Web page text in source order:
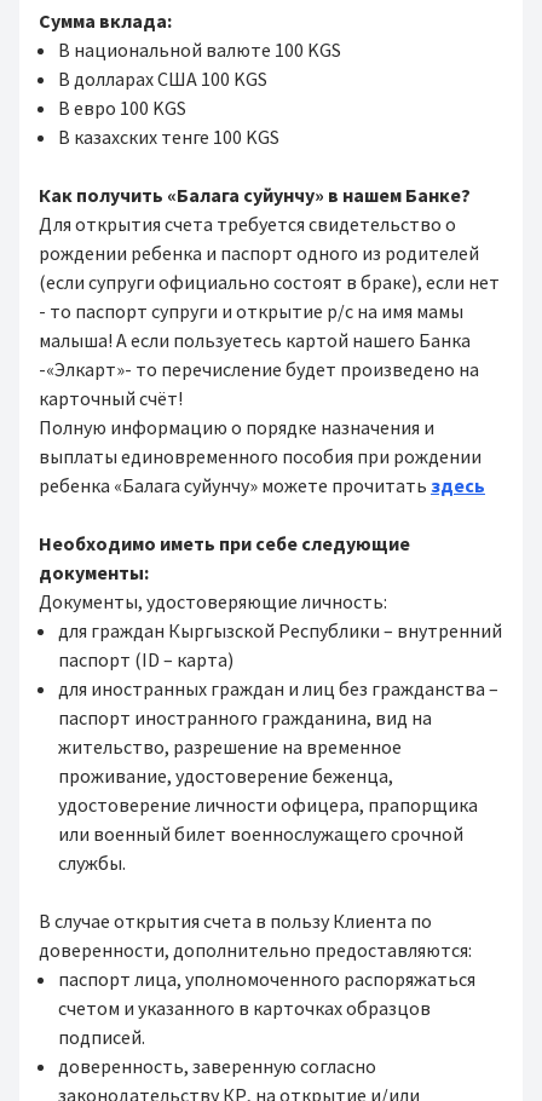
Сумма вклада:
В национальной валюте 100 KGS
В долларах США 100 KGS
В евро 100 KGS
В казахских тенге 100 KGS
Как получить «Балага суйунчу» в нашем Банке?
Для открытия счета требуется свидетельство о
рождении ребенка и паспорт одного из родителей
(если супруги официально состоят в браке), если нет
- то паспорт супруги и открытие р/с на имя мамы
малыша! А если пользуетесь картой нашего Банка
-«Элкарт»- то перечисление будет произведено на
карточный счёт!
Полную информацию о порядке назначения и
выплаты единовременного пособия при рождении
ребенка «Балага суйунчу» можете прочитать здесь
Необходимо иметь при себе следующие
документы:
Документы, удостоверяющие личность:
для граждан Кыргызской Республики – внутренний
паспорт (ID – карта)
для иностранных граждан и лиц без гражданства –
паспорт иностранного гражданина, вид на
жительство, разрешение на временное
проживание, удостоверение беженца,
удостоверение личности офицера, прапорщика
или военный билет военнослужащего срочной
службы.
В случае открытия счета в пользу Клиента по
доверенности, дополнительно предоставляются:
паспорт лица, уполномоченного распоряжаться
счетом и указанного в карточках образцов
подписей.
доверенность, заверенную согласно
законодательству КР, на открытие и/или